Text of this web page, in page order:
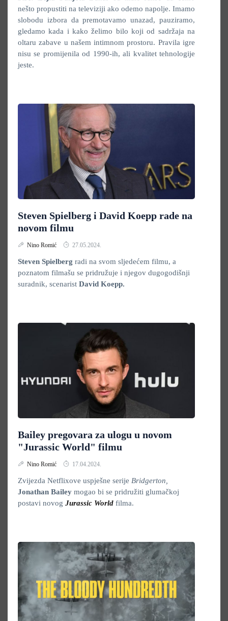
nešto propustiti na televiziji ako odemo napolje. Imamo
slobodu izbora da premotavamo unazad, pauziramo,
gledamo kada i kako želimo bilo koji od sadržaja na
oltaru zabave u našem intimnom prostoru. Pravila igre
nisu se promijenila od 1990-ih, ali kvalitet tehnologije
jeste.
Steven Spielberg i David Koepp rade na
novom filmu
Nino Romić 27.05.2024.
Steven Spielberg radi na svom sljedećem filmu, a
poznatom filmašu se pridružuje i njegov dugogodišnji
suradnik, scenarist David Koepp.
Bailey pregovara za ulogu u novom
"Jurassic World" filmu
Nino Romić 17.04.2024.
Zvijezda Netflixove uspješne serije Bridgerton,
Jonathan Bailey mogao bi se pridružiti glumačkoj
postavi novog Jurassic World filma.